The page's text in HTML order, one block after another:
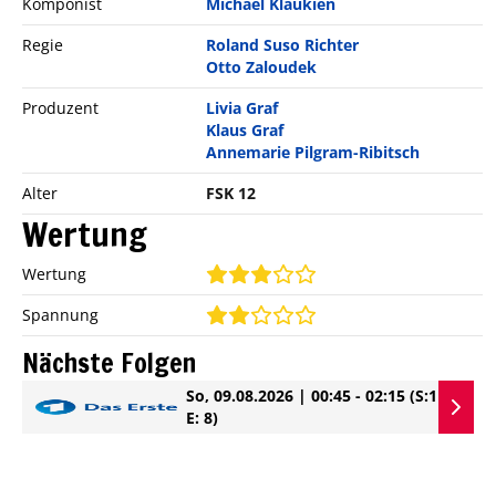
Regie
Roland Suso Richter
Otto Zaloudek
Produzent
Livia Graf
Klaus Graf
Annemarie Pilgram-Ribitsch
Alter
FSK 12
Wertung
Wertung
Spannung
Nächste Folgen
So, 09.08.2026 | 00:45 - 02:15 (S:1
E: 8)